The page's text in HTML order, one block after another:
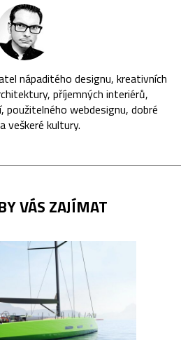
nápaditého designu, kreativních
příjemných interiérů,
webdesignu, dobré
veškeré kultury.
VÁS ZAJÍMAT